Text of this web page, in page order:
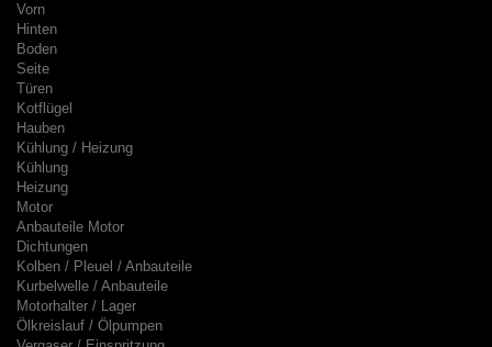
Vorn
Hinten
Boden
Seite
Türen
Kotflügel
Hauben
Kühlung / Heizung
Kühlung
Heizung
Motor
Anbauteile Motor
Dichtungen
Kolben / Pleuel / Anbauteile
Kurbelwelle / Anbauteile
Motorhalter / Lager
Ölkreislauf / Ölpumpen